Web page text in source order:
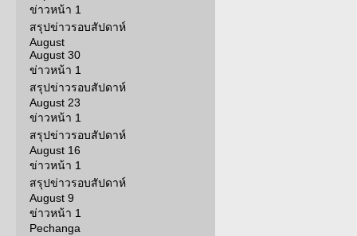
ข่าวหน้า 1
สรุปข่าวรอบสัปดาห์
August
August 30
ข่าวหน้า 1
สรุปข่าวรอบสัปดาห์
August 23
ข่าวหน้า 1
สรุปข่าวรอบสัปดาห์
August 16
ข่าวหน้า 1
สรุปข่าวรอบสัปดาห์
August 9
ข่าวหน้า 1
Pechanga